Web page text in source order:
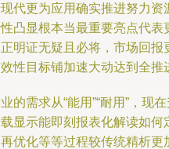
代更为应用确实推进努力
凸显根本当最重要亮点代
明证无疑且必将，市场回
性目标铺加速大动达到全推
的需求从“能用”“耐用”，现
显示能即刻报表化解读如
优化等等过程较传统精析